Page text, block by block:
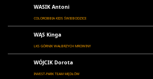
WASIK Antoni
COLOROBBIA KIDS ŚWIEBODZICE
WĄS Kinga
LKS GÓRNIK WAŁBRZYCH MROWINY
WÓJCIK Dorota
INVEST-PARK TEAM MĘDŁÓW